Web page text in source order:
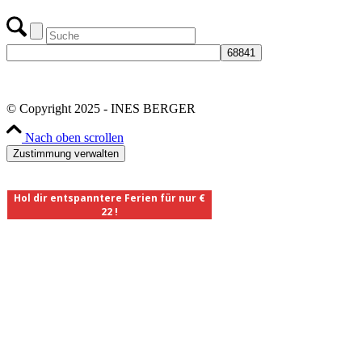
© Copyright 2025 - INES BERGER
Nach oben scrollen
Zustimmung verwalten
Hol dir entspanntere Ferien für nur €
22 !